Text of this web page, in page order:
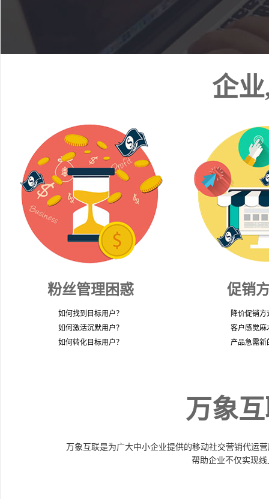
企
粉丝管理困惑
如何找到目标用户？
如何激活沉默用户？
如何转化目标用户？
促销
降价促销
客户感觉麻
产品急需新
万象
万象互联是为广大中小企业提供的移动社交营销代运
帮助企业不仅实现